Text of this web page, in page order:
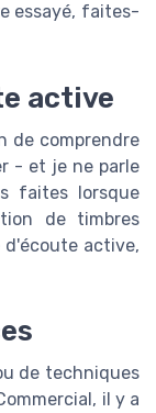
essayé, faites-
active
de comprendre
- et je ne parle
faites lorsque
de timbres
d'écoute active,
de techniques
il y a